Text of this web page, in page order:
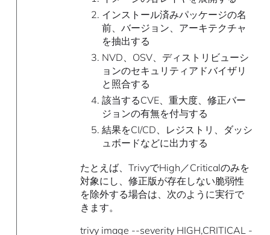
インストール済みパッケージの名
前、バージョン、アーキテクチャ
を抽出する
NVD、OSV、ディストリビューシ
ョンのセキュリティアドバイザリ
と照合する
該当するCVE、重大度、修正バー
ジョンの有無を付与する
結果をCI/CD、レジストリ、ダッシ
ュボードなどに出力する
たとえば、TrivyでHigh／Criticalのみを
対象にし、修正版が存在しない脆弱性
を除外する場合は、次のように実行で
きます。
trivy image --severity HIGH,CRITICAL -